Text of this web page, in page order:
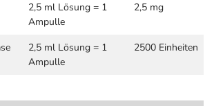
2,5 ml Lösung = 1
Ampulle
2,5 mg
2,5 ml Lösung = 1
Ampulle
2500 Einheiten